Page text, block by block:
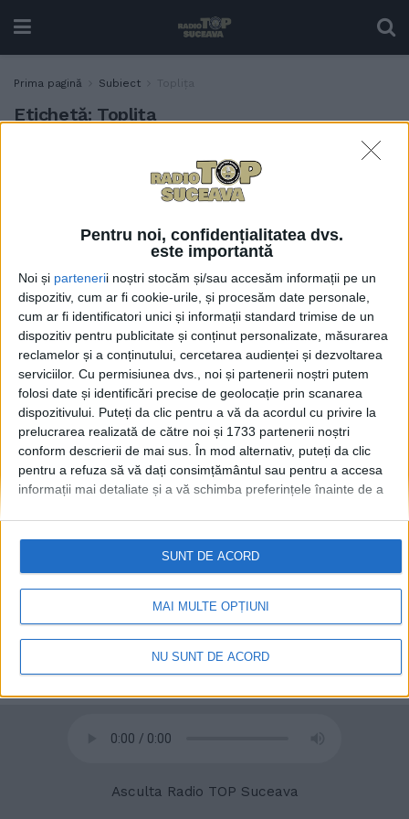
Pentru noi, confidențialitatea dvs.
este importantă
Noi și partenerii noștri stocăm și/sau accesăm informații pe un
dispozitiv, cum ar fi cookie-urile, și procesăm date personale,
cum ar fi identificatori unici și informații standard trimise de un
dispozitiv pentru publicitate și conținut personalizate, măsurarea
reclamelor și a conținutului, cercetarea audienței și dezvoltarea
serviciilor. Cu permisiunea dvs., noi și partenerii noștri putem
folosi date și identificări precise de geolocație prin scanarea
dispozitivului. Puteți da clic pentru a vă da acordul cu privire la
prelucrarea realizată de către noi și 1733 partenerii noștri
conform descrierii de mai sus. În mod alternativ, puteți da clic
pentru a refuza să vă dați consimțământul sau pentru a accesa
informații mai detaliate și a vă schimba preferințele înainte de a
retrageți consimțământul în orice moment, revenind la acest site
și făcând clic pe butonul "Confidențialitate" din partea de jos a
paginii web.
MAI MULTE OPȚIUNI
NU SUNT DE ACORD
SUNT DE ACORD
Prima pagină Subiect Toplița
Etichetă: Toplița
Progrese importante la
lucrările de modernizare a
drumului Panaci – Bilbor.
lucrărilor, asumat prin
contract de către
constructor, trebuie
respectat (Foto)
4 SEPTEMBRIE, 2025
© 2020Radio TOP Suceava 104 FM
Asculta Radio TOP Suceava